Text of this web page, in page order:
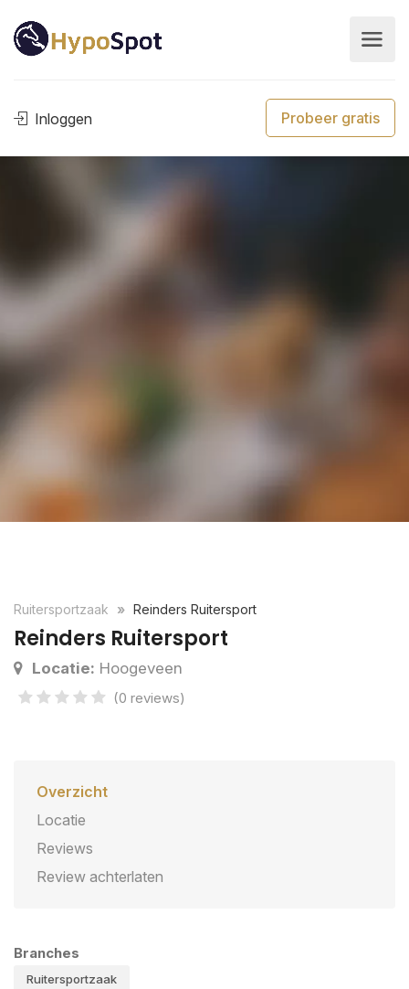
Inloggen Probeer gratis
Ruitersportzaak Reinders Ruitersport
Reinders Ruitersport
Locatie: Hoogeveen
(0 reviews)
Overzicht
Locatie
Reviews
Review achterlaten
Branches
Ruitersportzaak